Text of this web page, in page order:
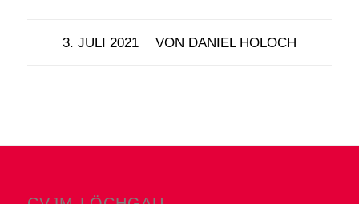
3. JULI 2021
/ VON DANIEL HOLOCH